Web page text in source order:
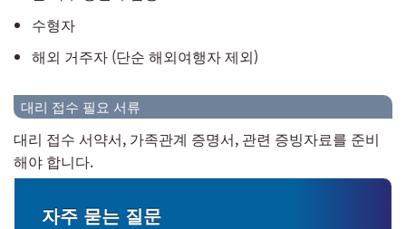
수형자
해외 거주자 (단순 해외여행자 제외)
대리 접수 필요 서류
대리 접수 서약서, 가족관계 증명서, 관련 증빙자료를 준비
해야 합니다.
자주 묻는 질문